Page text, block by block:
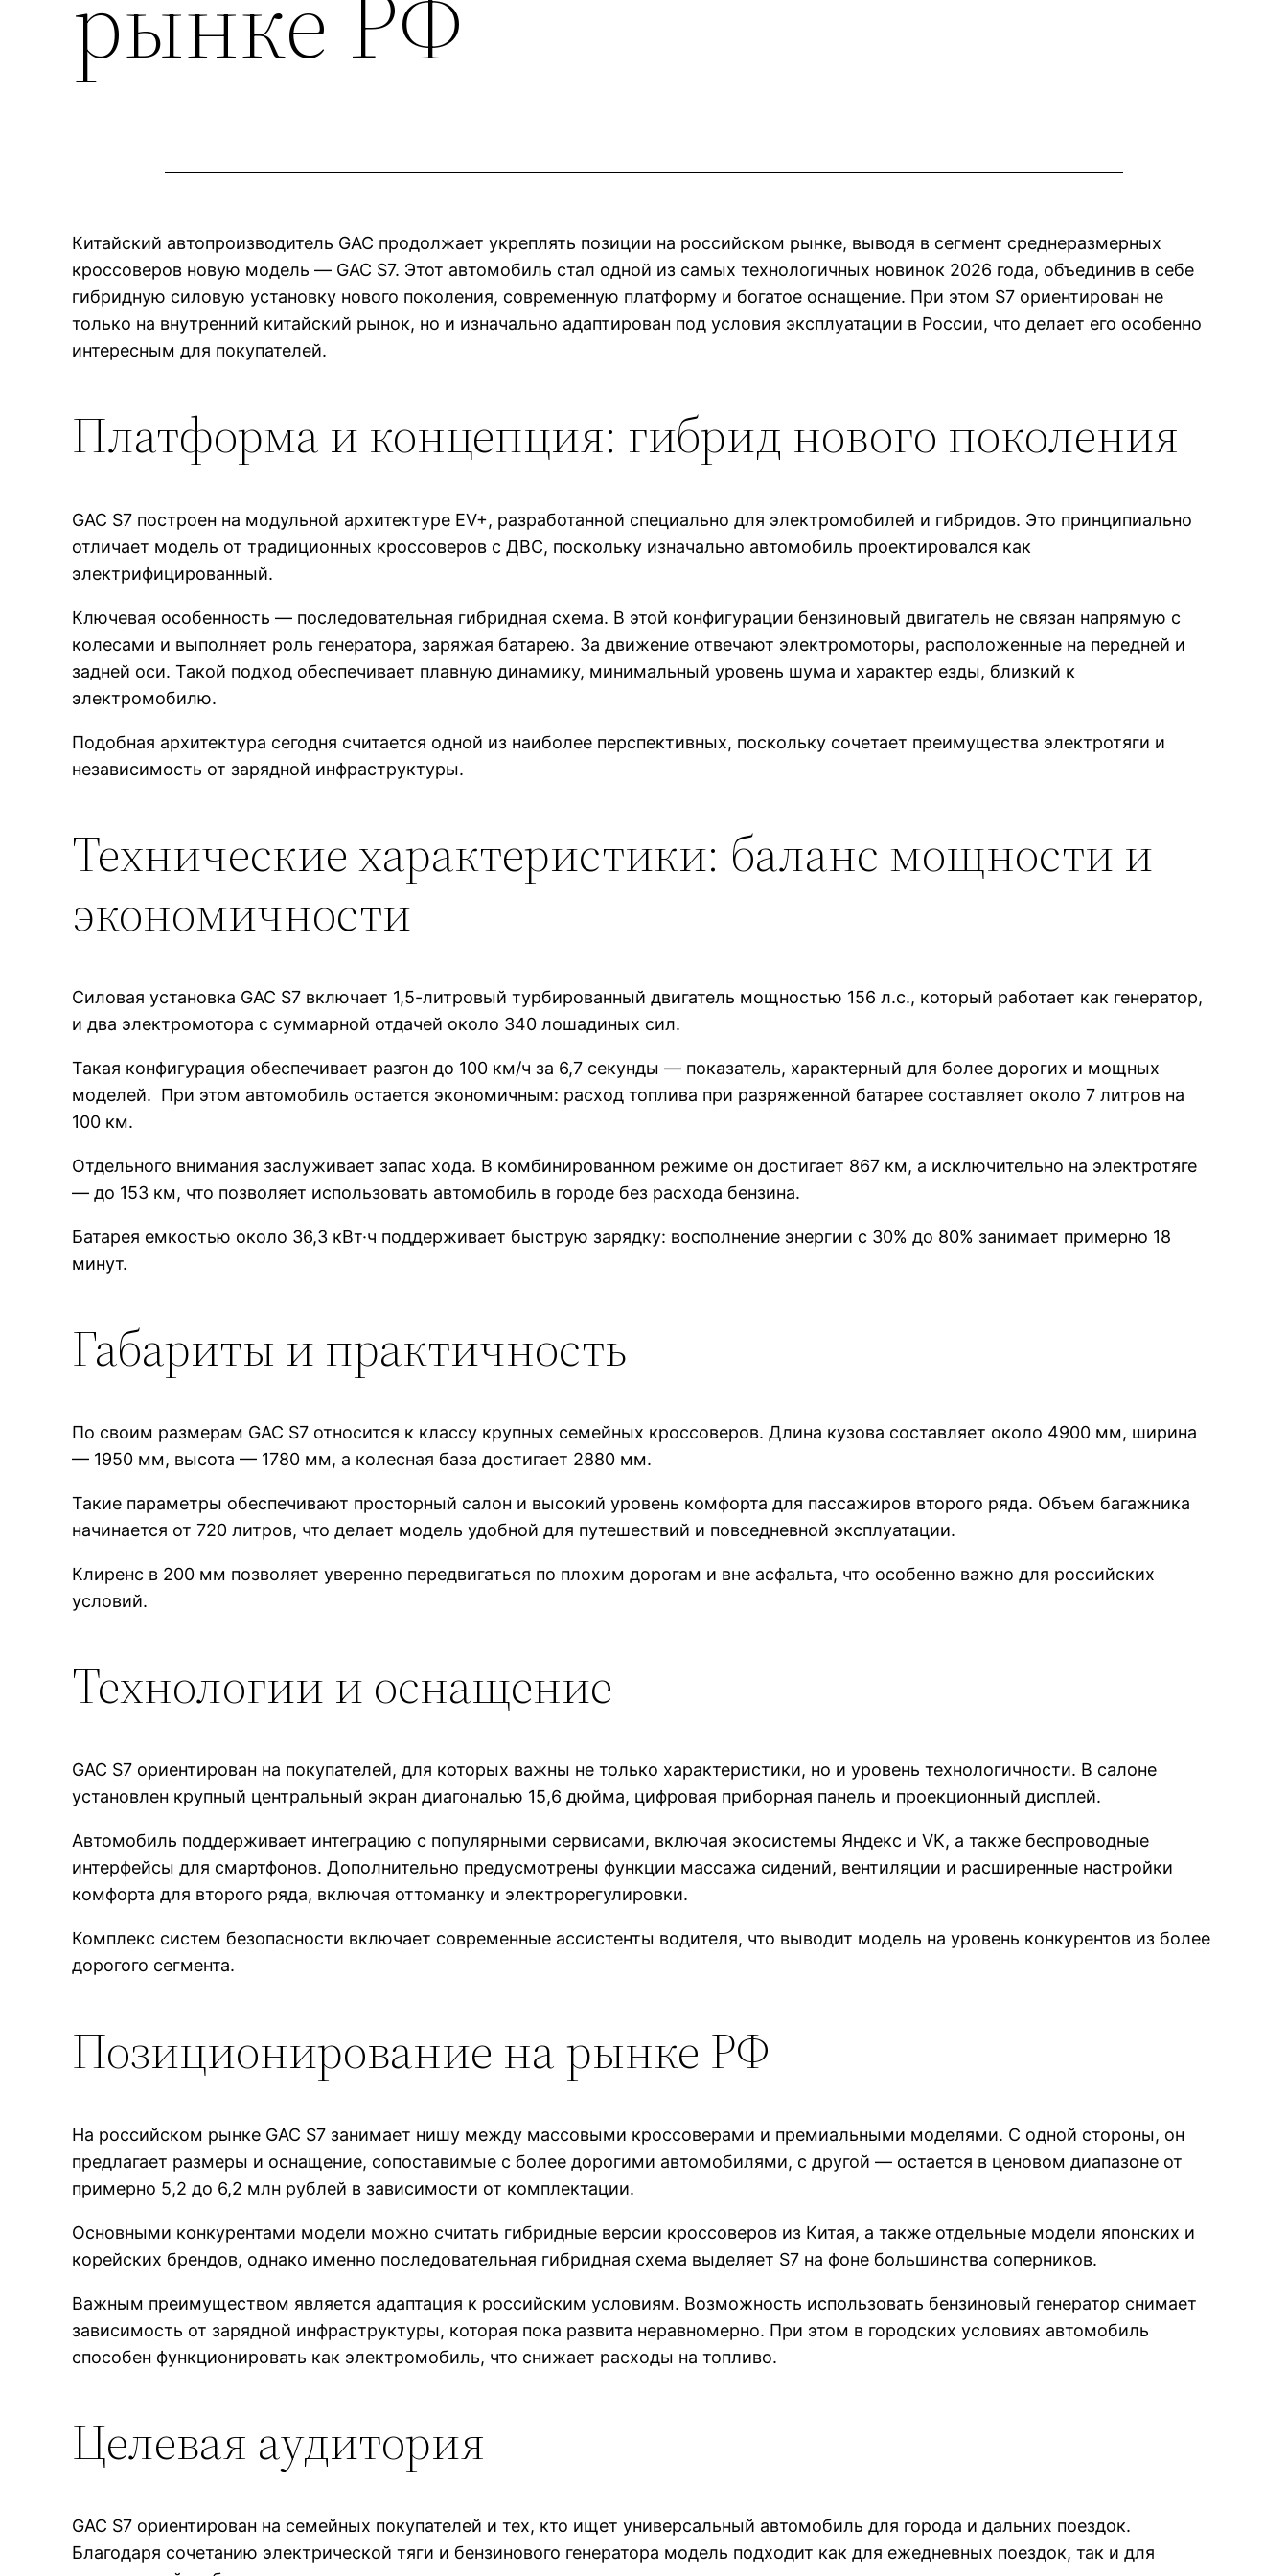
Китайский автопроизводитель GAC продолжает укреплять позиции на российском рынке, выводя в сегмент среднеразмерных
кроссоверов новую модель — GAC S7. Этот автомобиль стал одной из самых технологичных новинок 2026 года, объединив в себе
гибридную силовую установку нового поколения, современную платформу и богатое оснащение. При этом S7 ориентирован не
только на внутренний китайский рынок, но и изначально адаптирован под условия эксплуатации в России, что делает его особенно
интересным для покупателей.
Платформа и концепция: гибрид нового поколения
GAC S7 построен на модульной архитектуре EV+, разработанной специально для электромобилей и гибридов. Это принципиально
отличает модель от традиционных кроссоверов с ДВС, поскольку изначально автомобиль проектировался как
электрифицированный.
Ключевая особенность — последовательная гибридная схема. В этой конфигурации бензиновый двигатель не связан напрямую с
колесами и выполняет роль генератора, заряжая батарею. За движение отвечают электромоторы, расположенные на передней и
задней оси. Такой подход обеспечивает плавную динамику, минимальный уровень шума и характер езды, близкий к
электромобилю.
Подобная архитектура сегодня считается одной из наиболее перспективных, поскольку сочетает преимущества электротяги и
независимость от зарядной инфраструктуры.
Технические характеристики: баланс мощности и
экономичности
Силовая установка GAC S7 включает 1,5-литровый турбированный двигатель мощностью 156 л.с., который работает как генератор,
и два электромотора с суммарной отдачей около 340 лошадиных сил.
Такая конфигурация обеспечивает разгон до 100 км/ч за 6,7 секунды — показатель, характерный для более дорогих и мощных
моделей. При этом автомобиль остается экономичным: расход топлива при разряженной батарее составляет около 7 литров на
100 км.
Отдельного внимания заслуживает запас хода. В комбинированном режиме он достигает 867 км, а исключительно на электротяге
— до 153 км, что позволяет использовать автомобиль в городе без расхода бензина.
Батарея емкостью около 36,3 кВт·ч поддерживает быструю зарядку: восполнение энергии с 30% до 80% занимает примерно 18
минут.
Габариты и практичность
По своим размерам GAC S7 относится к классу крупных семейных кроссоверов. Длина кузова составляет около 4900 мм, ширина
— 1950 мм, высота — 1780 мм, а колесная база достигает 2880 мм.
Такие параметры обеспечивают просторный салон и высокий уровень комфорта для пассажиров второго ряда. Объем багажника
начинается от 720 литров, что делает модель удобной для путешествий и повседневной эксплуатации.
Клиренс в 200 мм позволяет уверенно передвигаться по плохим дорогам и вне асфальта, что особенно важно для российских
условий.
Технологии и оснащение
GAC S7 ориентирован на покупателей, для которых важны не только характеристики, но и уровень технологичности. В салоне
установлен крупный центральный экран диагональю 15,6 дюйма, цифровая приборная панель и проекционный дисплей.
Автомобиль поддерживает интеграцию с популярными сервисами, включая экосистемы Яндекс и VK, а также беспроводные
интерфейсы для смартфонов. Дополнительно предусмотрены функции массажа сидений, вентиляции и расширенные настройки
комфорта для второго ряда, включая оттоманку и электрорегулировки.
Комплекс систем безопасности включает современные ассистенты водителя, что выводит модель на уровень конкурентов из более
дорогого сегмента.
Позиционирование на рынке РФ
На российском рынке GAC S7 занимает нишу между массовыми кроссоверами и премиальными моделями. С одной стороны, он
предлагает размеры и оснащение, сопоставимые с более дорогими автомобилями, с другой — остается в ценовом диапазоне от
примерно 5,2 до 6,2 млн рублей в зависимости от комплектации.
Основными конкурентами модели можно считать гибридные версии кроссоверов из Китая, а также отдельные модели японских и
корейских брендов, однако именно последовательная гибридная схема выделяет S7 на фоне большинства соперников.
Важным преимуществом является адаптация к российским условиям. Возможность использовать бензиновый генератор снимает
зависимость от зарядной инфраструктуры, которая пока развита неравномерно. При этом в городских условиях автомобиль
способен функционировать как электромобиль, что снижает расходы на топливо.
Целевая аудитория
GAC S7 ориентирован на семейных покупателей и тех, кто ищет универсальный автомобиль для города и дальних поездок.
Благодаря сочетанию электрической тяги и бензинового генератора модель подходит как для ежедневных поездок, так и для